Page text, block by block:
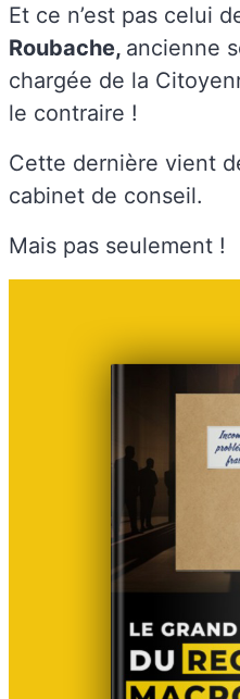
Et ce n’est pas celui
Roubache, ancienne
chargée de la
le contraire !
Cette dernière vient
cabinet de conseil.
Mais pas seulement !